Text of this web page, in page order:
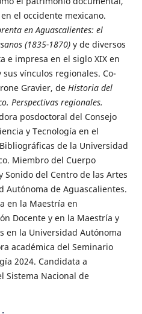
el occidente mexicano.
en Aguascalientes: el
(1835-1870)y de diversos
e impresa en el siglo XIX en
vínculos regionales. Co-
Gravier, de Historia del
Perspectivas regionales.
posdoctoral del Consejo
y Tecnología en el
de la Universidad
Miembro del Cuerpo
Sonido del Centro de las Artes
Autónoma de Aguascalientes.
en la Maestría en
Docente y en la Maestría y
en la Universidad Autónoma
académica del Seminario
2024. Candidata a
Sistema Nacional de